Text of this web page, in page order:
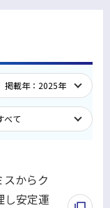
からク
し安定運